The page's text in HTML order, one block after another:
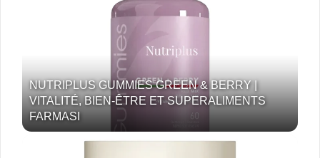
NUTRIPLUS GUMMIES GREEN & BERRY |
VITALITÉ, BIEN-ÊTRE ET SUPERALIMENTS
FARMASI